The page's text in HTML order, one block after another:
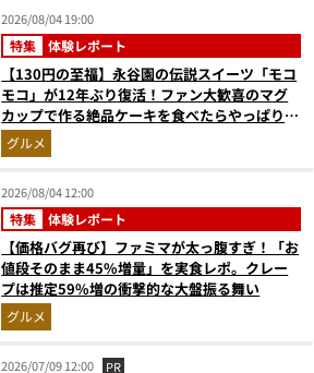
2026/08/04 19:00
特集 体験レポート
【130円の至福】永谷園の伝説スイーツ「モコ
モコ」が12年ぶり復活！ファン大歓喜のマグ
カップで作る絶品ケーキを食べたらやっぱり最
高にウマかった
グルメ
2026/08/04 12:00
特集 体験レポート
【価格バグ再び】ファミマが太っ腹すぎ！「お
値段そのまま45%増量」を実食レポ。クレー
プは推定59%増の衝撃的な大盤振る舞い
グルメ
2026/07/09 12:00 PR